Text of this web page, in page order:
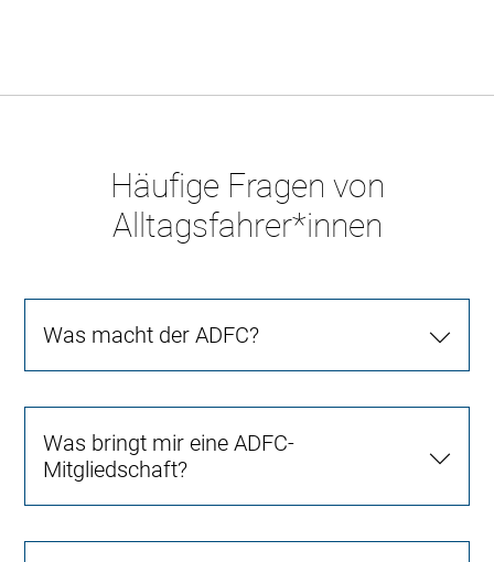
Häufige Fragen von
Alltagsfahrer*innen
Was macht der ADFC?
Was bringt mir eine ADFC-
Mitgliedschaft?